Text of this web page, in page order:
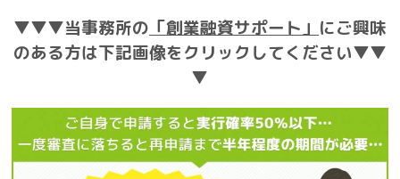
▼▼▼当事務所の 「創業融資サポート」 にご興味
のある方は下記画像をクリックしてください▼▼
▼